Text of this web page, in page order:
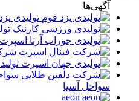
آگهی‌ها
تولیدی
سواحل آسیا
aeon